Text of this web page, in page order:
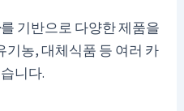
를 기반으로 다양한 제품을
기농, 대체식품 등 여러 카
니다.